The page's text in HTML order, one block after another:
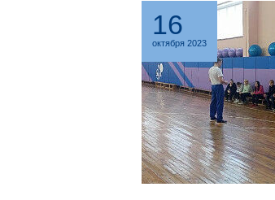
16
октября 2023